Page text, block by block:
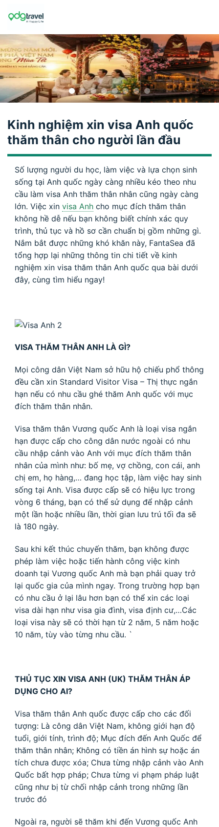
Kinh nghiệm xin visa Anh quốc
thăm thân cho người lần đầu
Số lượng người du học, làm việc và lựa chọn sinh
sống tại Anh quốc ngày càng nhiều kéo theo nhu
cầu làm visa Anh thăm thân nhân cũng ngày càng
lớn. Việc xin visa Anh cho mục đích thăm thân
không hề dễ nếu bạn không biết chính xác quy
trình, thủ tục và hồ sơ cần chuẩn bị gồm những gì.
Nắm bắt được những khó khăn này, FantaSea đã
tổng hợp lại những thông tin chi tiết về kinh
nghiệm xin visa thăm thân Anh quốc qua bài dưới
đây, cùng tìm hiểu ngay!
VISA THĂM THÂN ANH LÀ GÌ?
Mọi công dân Việt Nam sở hữu hộ chiếu phổ thông
đều cần xin Standard Visitor Visa – Thị thực ngắn
hạn nếu có nhu cầu ghé thăm Anh quốc với mục
đích thăm thân nhân.
Visa thăm thân Vương quốc Anh là loại visa ngắn
hạn được cấp cho công dân nước ngoài có nhu
cầu nhập cảnh vào Anh với mục đích thăm thân
nhân của mình như: bố mẹ, vợ chồng, con cái, anh
chị em, họ hàng,… đang học tập, làm việc hay sinh
sống tại Anh. Visa được cấp sẽ có hiệu lực trong
vòng 6 tháng, bạn có thể sử dụng để nhập cảnh
một lần hoặc nhiều lần, thời gian lưu trú tối đa sẽ
là 180 ngày.
Sau khi kết thúc chuyến thăm, bạn không được
phép làm việc hoặc tiến hành công việc kinh
doanh tại Vương quốc Anh mà bạn phải quay trở
lại quốc gia của mình ngay. Trong trường hợp bạn
có nhu cầu ở lại lâu hơn bạn có thể xin các loại
visa dài hạn như visa gia đình, visa định cư,…Các
loại visa này sẽ có thời hạn từ 2 năm, 5 năm hoặc
10 năm, tùy vào từng nhu cầu. `
THỦ TỤC XIN VISA ANH (UK) THĂM THÂN ÁP
DỤNG CHO AI?
Visa thăm thân Anh quốc được cấp cho các đối
tượng: Là công dân Việt Nam, không giới hạn độ
tuổi, giới tính, trình độ; Mục đích đến Anh Quốc để
thăm thân nhân; Không có tiền án hình sự hoặc án
tích chưa được xóa; Chưa từng nhập cảnh vào Anh
Quốc bất hợp pháp; Chưa từng vi phạm pháp luật
cũng như bị từ chối nhập cảnh trong những lần
trước đó
Ngoài ra, người sẽ thăm khi đến Vương quốc Anh